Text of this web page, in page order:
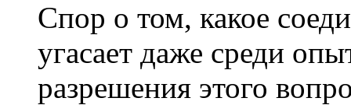
Спор о том, какое
угасает даже среди
разрешения этого